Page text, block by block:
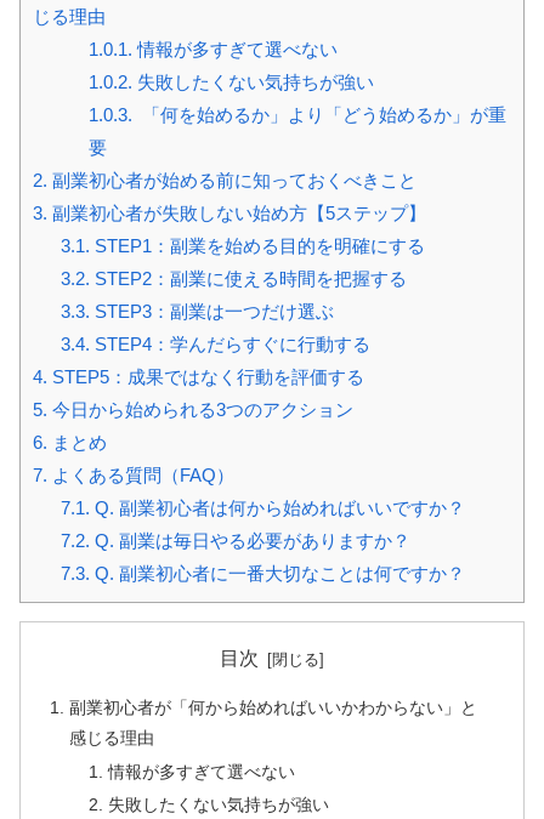
じる理由
1.0.1. 情報が多すぎて選べない
1.0.2. 失敗したくない気持ちが強い
1.0.3. 「何を始めるか」より「どう始めるか」が重
要
2. 副業初心者が始める前に知っておくべきこと
3. 副業初心者が失敗しない始め方【5ステップ】
3.1. STEP1：副業を始める目的を明確にする
3.2. STEP2：副業に使える時間を把握する
3.3. STEP3：副業は一つだけ選ぶ
3.4. STEP4：学んだらすぐに行動する
4. STEP5：成果ではなく行動を評価する
5. 今日から始められる3つのアクション
6. まとめ
7. よくある質問（FAQ）
7.1. Q. 副業初心者は何から始めればいいですか？
7.2. Q. 副業は毎日やる必要がありますか？
7.3. Q. 副業初心者に一番大切なことは何ですか？
目次
副業初心者が「何から始めればいいかわからない」と
感じる理由
情報が多すぎて選べない
失敗したくない気持ちが強い